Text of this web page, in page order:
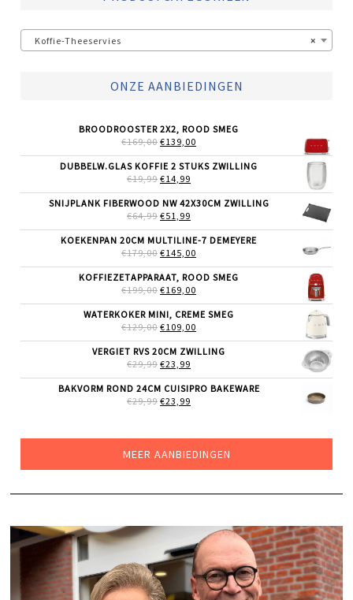
×
Koffie-Theeservies
ONZE AANBIEDINGEN
BROODROOSTER 2X2, ROOD SMEG
€169,00 OORSPRONKELIJKE
WAS:
€169,00.
€139,00
IS:
DUBBELW.GLAS KOFFIE 2 STUKS ZWILLING
€19,99 OORSPRONKELIJKE
WAS:
€19,99.
€14,99
IS:
SNIJPLANK FIBERWOOD NW 42X30CM ZWILLING
€64,99 OORSPRONKELIJKE
WAS:
€64,99.
€51,99
IS:
€51,99.
KOEKENPAN 20CM MULTILINE-7 DEMEYERE
€179,00 OORSPRONKELIJKE
WAS:
€179,00.
€145,00
IS:
KOFFIEZETAPPARAAT, ROOD SMEG
€199,00 OORSPRONKELIJKE
WAS:
€199,00.
€169,00
IS:
WATERKOKER MINI, CREME SMEG
€129,00 OORSPRONKELIJKE
WAS:
€129,00.
€109,00
IS:
VERGIET RVS 20CM ZWILLING
€29,99 OORSPRONKELIJKE
WAS:
€29,99.
€23,99
IS:
BAKVORM ROND 24CM CUISIPRO BAKEWARE
€29,99 OORSPRONKELIJKE
€23,99
MEER AANBIEDINGEN